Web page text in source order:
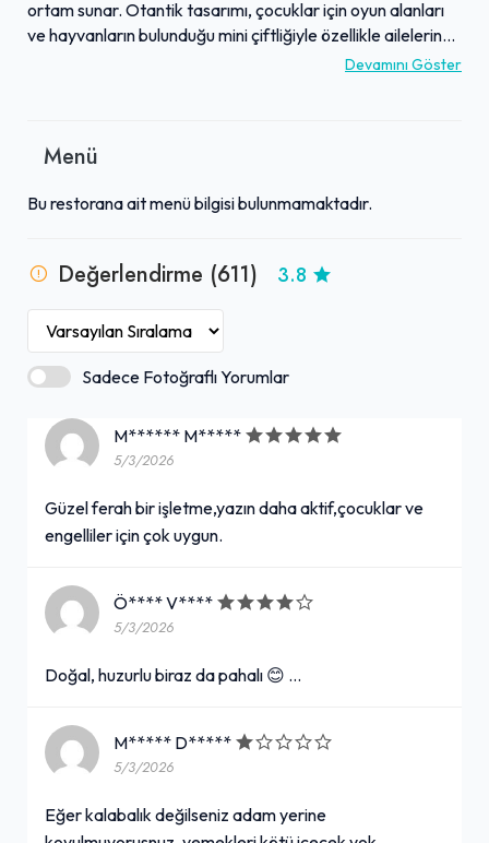
ortam sunar. Otantik tasarımı, çocuklar için oyun alanları
ve hayvanların bulunduğu mini çiftliğiyle özellikle ailelerin
tercihi oluyor. Mekan, zengin ve doğal ürünlerle hazırlanan
kutlamalar için ideal bir atmosfer sunan işletme, kış
sıcak bir alternatif oluşturur. Misafirperver personeli ve
deneyim vadeden bu yer, lezzetli deniz ürünleri ve meşhur
köftesiyle de bilinir.
Devamını Göster
Menü
Bu restorana ait menü bilgisi bulunmamaktadır.
Değerlendirme (611) 3.8
Sadece Fotoğraflı Yorumlar
M****** M*****
5/3/2026
Güzel ferah bir işletme,yazın daha aktif,çocuklar ve
engelliler için çok uygun.
Ö**** V****
5/3/2026
Doğal, huzurlu biraz da pahalı 😊 …
M***** D*****
5/3/2026
Eğer kalabalık değilseniz adam yerine